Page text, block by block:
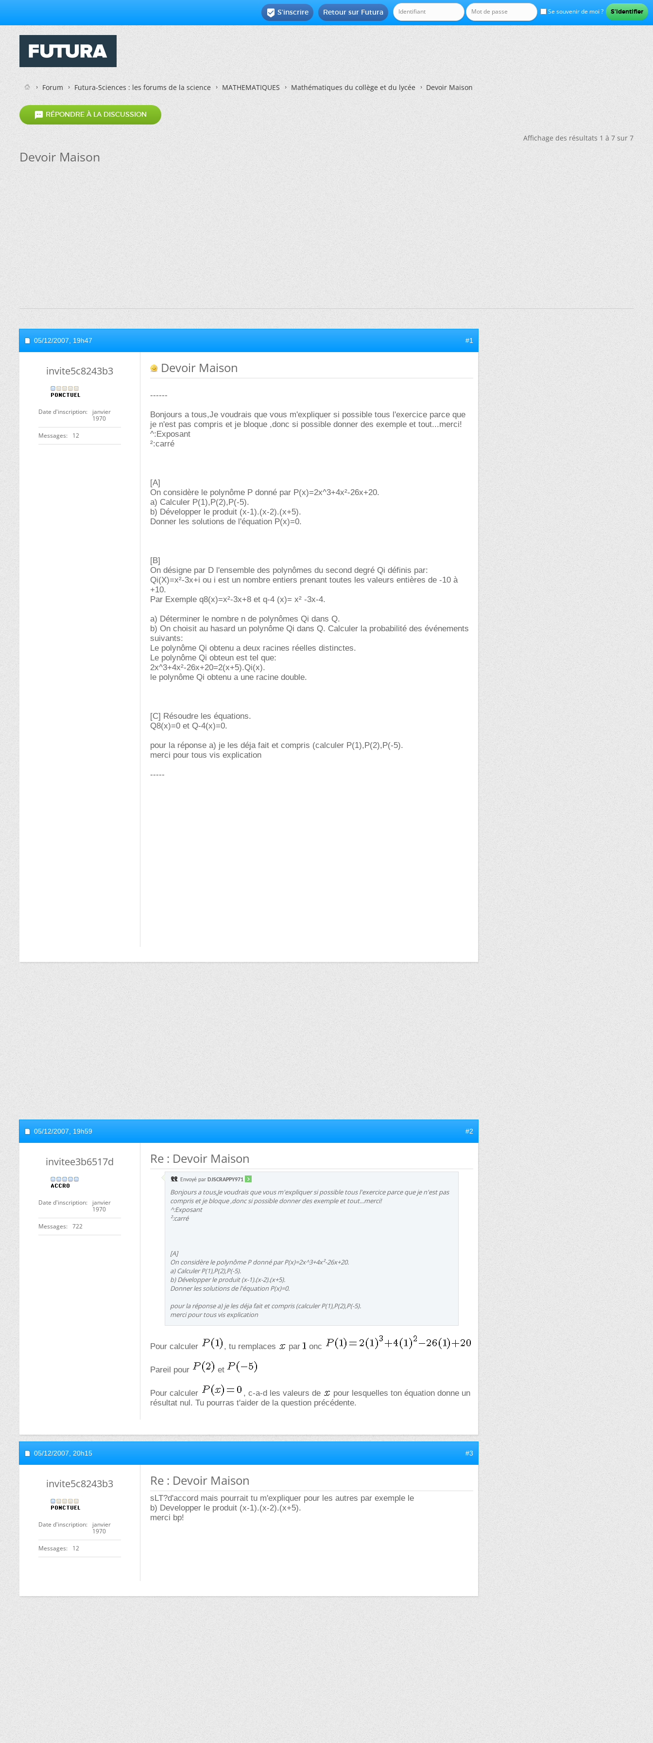
Se souvenir de moi ?
Retour sur Futura
 S'inscrire
Forum Futura-Sciences : les forums de la science MATHEMATIQUES Mathématiques du collège et du lycée Devoir Maison
 RÉPONDRE À LA DISCUSSION
Affichage des résultats 1 à 7 sur 7
Devoir Maison
05/12/2007, 19h47 #1
invite5c8243b3
Date d'inscription
janvier
1970
Messages 12
Devoir Maison
------
Bonjours a tous,Je voudrais que vous m'expliquer si possible tous l'exercice parce que
je n'est pas compris et je bloque ,donc si possible donner des exemple et tout...merci!
^:Exposant
²:carré
[A]
On considère le polynôme P donné par P(x)=2x^3+4x²-26x+20.
a) Calculer P(1),P(2),P(-5).
b) Développer le produit (x-1).(x-2).(x+5).
Donner les solutions de l'équation P(x)=0.
[B]
On désigne par D l'ensemble des polynômes du second degré Qi définis par:
Qi(X)=x²-3x+i ou i est un nombre entiers prenant toutes les valeurs entières de -10 à
+10.
Par Exemple q8(x)=x²-3x+8 et q-4 (x)= x² -3x-4.
a) Déterminer le nombre n de polynômes Qi dans Q.
b) On choisit au hasard un polynôme Qi dans Q. Calculer la probabilité des événements
suivants:
Le polynôme Qi obtenu a deux racines réelles distinctes.
Le polynôme Qi obteun est tel que:
2x^3+4x²-26x+20=2(x+5).Qi(x).
le polynôme Qi obtenu a une racine double.
[C] Résoudre les équations.
Q8(x)=0 et Q-4(x)=0.
pour la réponse a) je les déja fait et compris (calculer P(1),P(2),P(-5).
merci pour tous vis explication
-----
05/12/2007, 19h59 #2
invitee3b6517d
Date d'inscription
janvier
1970
Messages 722
Re : Devoir Maison
Envoyé par DJSCRAPPY971
Bonjours a tous,Je voudrais que vous m'expliquer si possible tous l'exercice parce que je n'est pas
compris et je bloque ,donc si possible donner des exemple et tout...merci!
^:Exposant
²:carré
[A]
On considère le polynôme P donné par P(x)=2x^3+4x²-26x+20.
a) Calculer P(1),P(2),P(-5).
b) Développer le produit (x-1).(x-2).(x+5).
Donner les solutions de l'équation P(x)=0.
pour la réponse a) je les déja fait et compris (calculer P(1),P(2),P(-5).
merci pour tous vis explication
Pour calculer , tu remplaces par onc
Pareil pour et
Pour calculer , c-a-d les valeurs de
pour lesquelles ton équation donne un
résultat nul. Tu pourras t'aider de la question précédente.
05/12/2007, 20h15 #3
invite5c8243b3
Date d'inscription
janvier
1970
Messages 12
Re : Devoir Maison
sLT?d'accord mais pourrait tu m'expliquer pour les autres par exemple le
b) Developper le produit (x-1).(x-2).(x+5).
merci bp!